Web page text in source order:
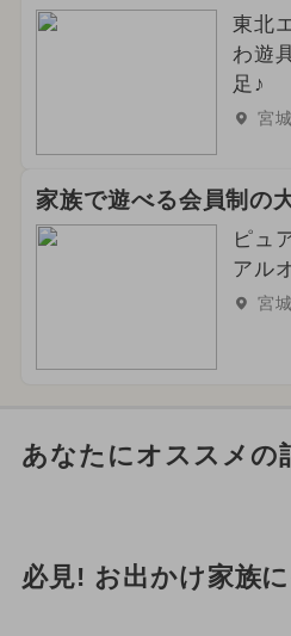
東北
わ遊
足♪
宮
家族で遊べる会員制の
ピュ
アル
宮
あなたにオススメの
必見! お出かけ家族